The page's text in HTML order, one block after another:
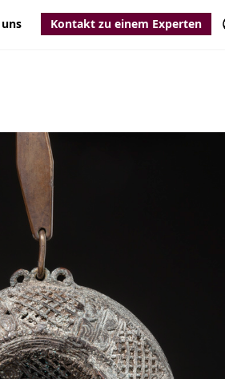
Kontakt zu einem Experten